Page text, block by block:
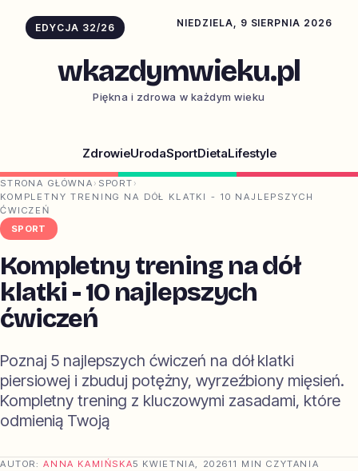
EDYCJA 32/26 NIEDZIELA, 9 SIERPNIA 2026
wkazdymwieku.pl
Piękna i zdrowa w każdym wieku
ZdrowieUrodaSportDietaLifestyle
STRONA GŁÓWNA › SPORT ›
KOMPLETNY TRENING NA DÓŁ KLATKI - 10 NAJLEPSZYCH
ĆWICZEŃ
SPORT
Kompletny trening na dół
klatki - 10 najlepszych
ćwiczeń
Poznaj 5 najlepszych ćwiczeń na dół klatki
piersiowej i zbuduj potężny, wyrzeźbiony mięsień.
Kompletny trening z kluczowymi zasadami, które
odmienią Twoją
AUTOR:ANNA KAMIŃSKA5 KWIETNIA, 202611 MIN CZYTANIA